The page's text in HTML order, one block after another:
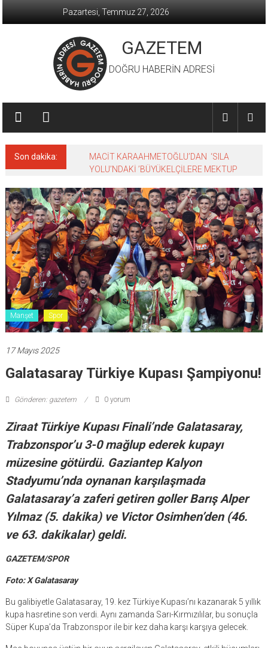
Pazartesi, Temmuz 27, 2026
GAZETEM
DOĞRU HABERİN ADRESİ
Son dakika:
MACİT KARAAHMETOĞLU’DAN ‘SILA
YOLU’NDAKİ ’BÜYÜKELÇİLERE MEKTUP
Manşet Spor
17 Mayıs 2025
Galatasaray Türkiye Kupası Şampiyonu!
Gönderen: gazetem 0 yorum
Ziraat Türkiye Kupası Finali’nde Galatasaray,
Trabzonspor’u 3-0 mağlup ederek kupayı
müzesine götürdü. Gaziantep Kalyon
Stadyumu’nda oynanan karşılaşmada
Galatasaray’a zaferi getiren goller Barış Alper
Yılmaz (5. dakika) ve Victor Osimhen’den (46.
ve 63. dakikalar) geldi.
GAZETEM/SPOR
Foto: X Galatasaray
Bu galibiyetle Galatasaray, 19. kez Türkiye Kupası’nı kazanarak 5 yıllık
kupa hasretine son verdi. Aynı zamanda Sarı-Kırmızılılar, bu sonuçla
Süper Kupa’da Trabzonspor ile bir kez daha karşı karşıya gelecek.